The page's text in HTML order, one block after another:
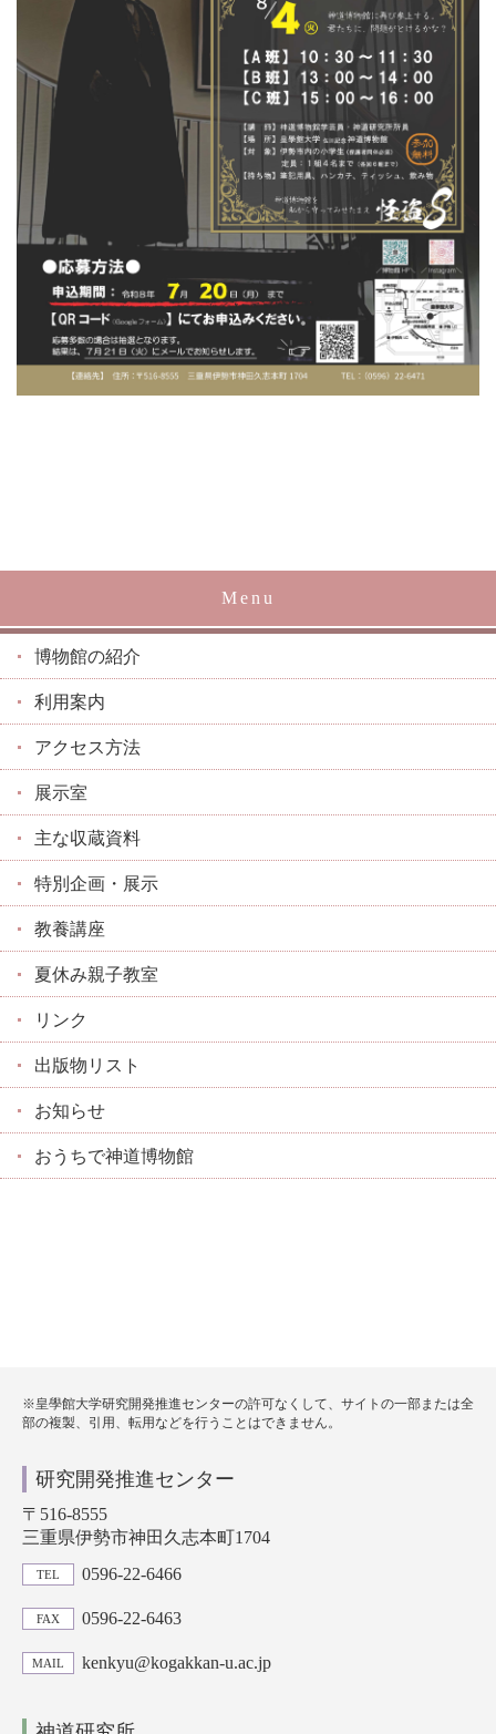
Menu
博物館の紹介
利用案内
アクセス方法
展示室
主な収蔵資料
特別企画・展示
教養講座
夏休み親子教室
リンク
出版物リスト
お知らせ
おうちで神道博物館
※皇學館大学研究開発推進センターの許可なくして、サイトの一部または全
部の複製、引用、転用などを行うことはできません。
研究開発推進センター
〒516-8555
三重県伊勢市神田久志本町1704
TEL 0596-22-6466
FAX 0596-22-6463
MAIL kenkyu@kogakkan-u.ac.jp